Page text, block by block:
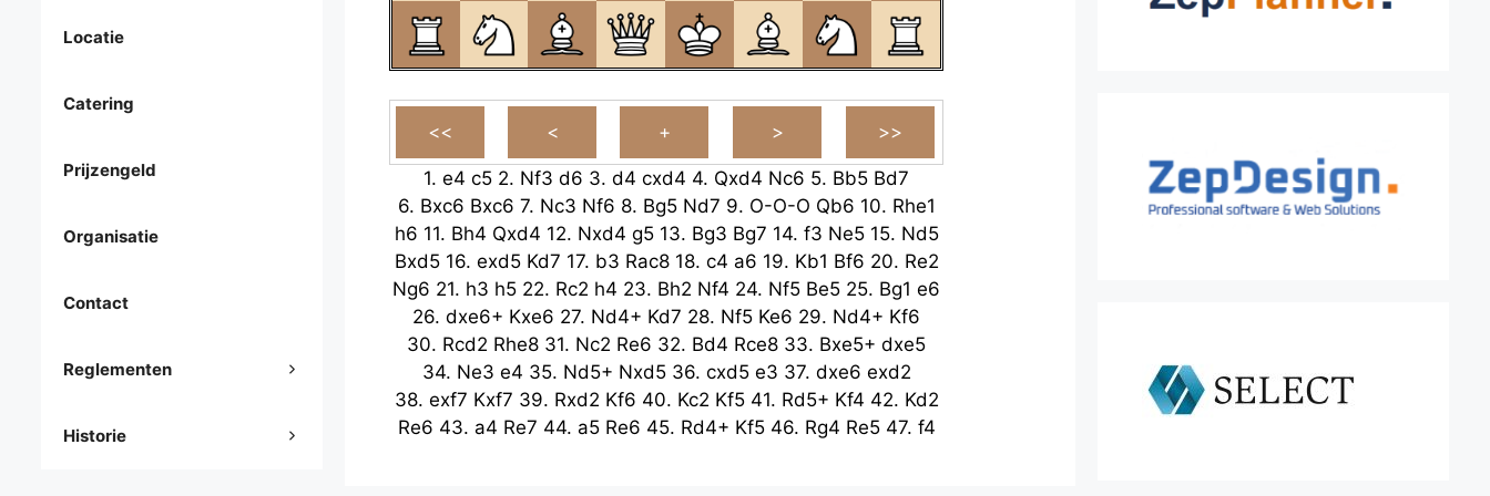
1. e4 c5 2. Nf3 d6 3. d4 cxd4 4. Qxd4 Nc6 5. Bb5 Bd7
6. Bxc6 Bxc6 7. Nc3 Nf6 8. Bg5 Nd7 9. O-O-O Qb6 10. Rhe1
h6 11. Bh4 Qxd4 12. Nxd4 g5 13. Bg3 Bg7 14. f3 Ne5 15. Nd5
Bxd5 16. exd5 Kd7 17. b3 Rac8 18. c4 a6 19. Kb1 Bf6 20. Re2
Ng6 21. h3 h5 22. Rc2 h4 23. Bh2 Nf4 24. Nf5 Be5 25. Bg1 e6
26. dxe6+ Kxe6 27. Nd4+ Kd7 28. Nf5 Ke6 29. Nd4+ Kf6
30. Rcd2 Rhe8 31. Nc2 Re6 32. Bd4 Rce8 33. Bxe5+ dxe5
34. Ne3 e4 35. Nd5+ Nxd5 36. cxd5 e3 37. dxe6 exd2
38. exf7 Kxf7 39. Rxd2 Kf6 40. Kc2 Kf5 41. Rd5+ Kf4 42. Kd2
Re6 43. a4 Re7 44. a5 Re6 45. Rd4+ Kf5 46. Rg4 Re5 47. f4
Locatie
Catering
Prijzengeld
Organisatie
Contact
Reglementen
Historie